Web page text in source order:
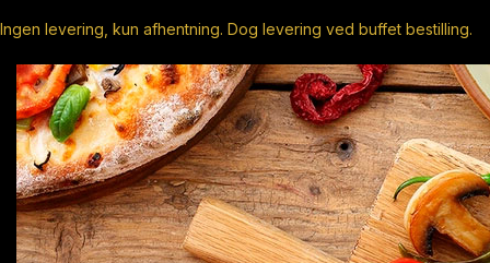
Ingen levering, kun afhentning. Dog levering ved buffet bestilling.